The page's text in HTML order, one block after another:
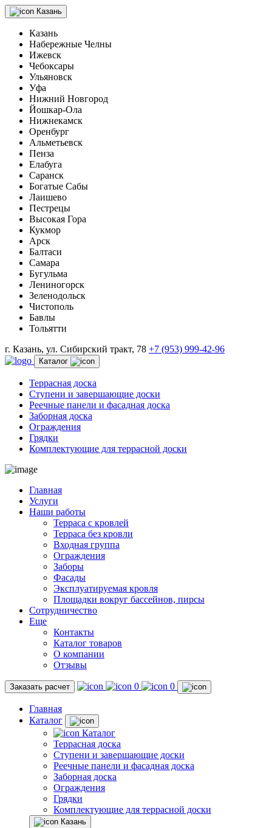
Казань
Казань
Набережные Челны
Ижевск
Чебоксары
Ульяновск
Уфа
Нижний Новгород
Йошкар-Ола
Нижнекамск
Оренбург
Альметьевск
Пенза
Елабуга
Саранск
Богатые Сабы
Лаишево
Пестрецы
Высокая Гора
Кукмор
Арск
Балтаси
Самара
Бугульма
Лениногорск
Зеленодольск
Чистополь
Бавлы
Тольятти
г. Казань, ул. Сибирский тракт, 78 +7 (953) 999-42-96
Каталог
Террасная доска
Ступени и завершающие доски
Реечные панели и фасадная доска
Заборная доска
Ограждения
Грядки
Комплектующие для террасной доски
Главная
Услуги
Наши работы
Терраса с кровлей
Терраса без кровли
Входная группа
Ограждения
Заборы
Фасады
Эксплуатируемая кровля
Площадки вокруг бассейнов, пирсы
Сотрудничество
Еще
Контакты
Каталог товаров
О компании
Отзывы
Заказать расчет 0 0
Главная
Каталог
Каталог
Террасная доска
Ступени и завершающие доски
Реечные панели и фасадная доска
Заборная доска
Ограждения
Грядки
Комплектующие для террасной доски
Казань